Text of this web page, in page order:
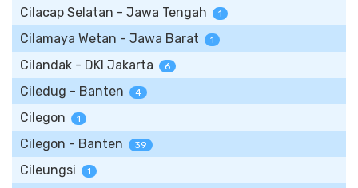
Cilacap Selatan - Jawa Tengah 1
Cilamaya Wetan - Jawa Barat 1
Cilandak - DKI Jakarta 6
Ciledug - Banten 4
Cilegon 1
Cilegon - Banten 39
Cileungsi 1